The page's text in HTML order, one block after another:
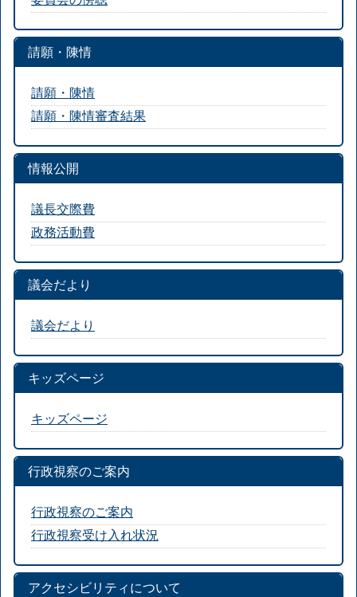
請願・陳情
請願・陳情
請願・陳情審査結果
情報公開
議長交際費
政務活動費
議会だより
議会だより
キッズページ
キッズページ
行政視察のご案内
行政視察のご案内
行政視察受け入れ状況
アクセシビリティについて